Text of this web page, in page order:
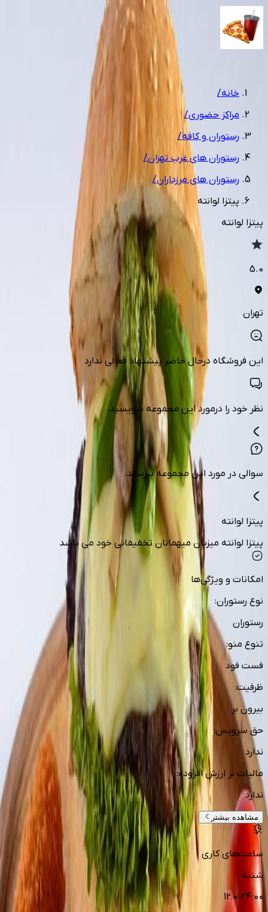
1/16
خانه/
مراکز حضوری/
رستوران و کافه/
رستوران های غرب تهران/
رستوران های مرزداران/
پیتزا لوانته
پیتزا لوانته
5.0
تهران
این فروشگاه درحال حاضر پیشنهاد فعالی ندارد
نظر خود را درمورد این مجموعه بنویسید.
سوالی در مورد این مجموعه بپرسید.
پیتزا لوانته
پیتزا لوانته میزبان میهمانان تخفیفانی خود می باشد
امکانات و ویژگی‌ها
نوع رستوران:
رستوران
تنوع منو:
فست فود
ظرفیت:
بیرون بر
حق سرویس:
ندارد
مالیات بر ارزش افزوده:
ندارد
مشاهده بیشتر
ساعت‌های کاری
شنبه
12:0-24:00